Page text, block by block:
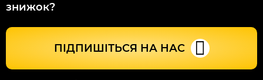
знижок?
ПІДПИШІТЬСЯ НА НАС